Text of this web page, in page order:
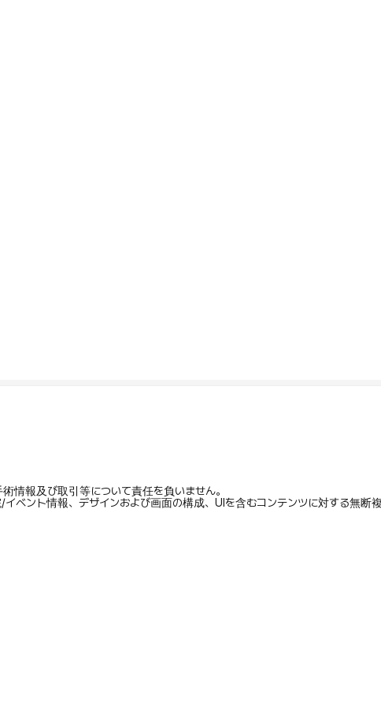
情報及び取引等について責任を負いません。
ント情報、デザインおよび画面の構成、UIを含むコンテンツに対する無断